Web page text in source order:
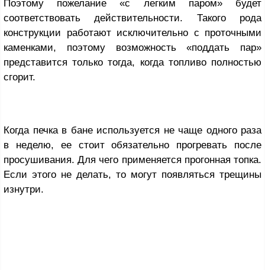
Поэтому пожелание «с легким паром» будет
соответствовать действительности. Такого рода
конструкции работают исключительно с проточными
каменками, поэтому возможность «поддать пар»
представится только тогда, когда топливо полностью
сгорит.
Когда печка в бане используется не чаще одного раза
в неделю, ее стоит обязательно прогревать после
просушивания. Для чего применяется прогонная топка.
Если этого не делать, то могут появляться трещины
изнутри.